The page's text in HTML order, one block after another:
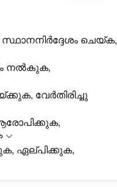
ചെയ്ക,
നൽകുക,
വേർതിരിച്ചു
ഏല്പിക്കുക,